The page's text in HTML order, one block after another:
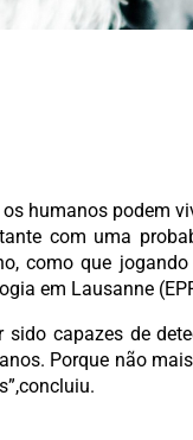
humanos podem
com uma
como que
em Lausanne
capazes de
Porque não